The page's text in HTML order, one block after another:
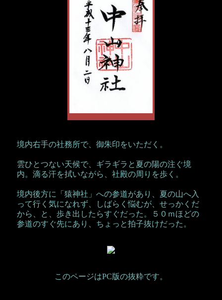
境内右手の社務所で、御朱印をいただく。
雲ひとつない天候で、ギラギラと夏の陽の注ぐ境
内。滴る汗を拭いながら、社殿の周りを歩く。
境内後方に「猿神社」への参道があり、夏の山へ入
って行く気になれず、しばらく悩むが、せっかくだ
から、と、歩き出したらすぐだった。５０ｍほどの
参道のすぐ先にあり、ちょっと拍子抜けだった。
このページはPC版の抜粋です。